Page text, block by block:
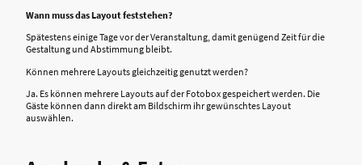
Wann muss das Layout feststehen?
Spätestens einige Tage vor der Veranstaltung, damit genügend Zeit für die
Gestaltung und Abstimmung bleibt.
Können mehrere Layouts gleichzeitig genutzt werden?
Ja. Es können mehrere Layouts auf der Fotobox gespeichert werden. Die
Gäste können dann direkt am Bildschirm ihr gewünschtes Layout
auswählen.